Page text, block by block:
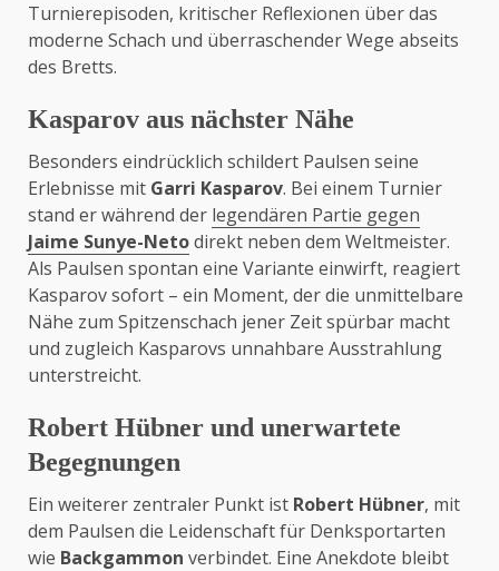
Turnierepisoden, kritischer Reflexionen über das
moderne Schach und überraschender Wege abseits
des Bretts.
Kasparov aus nächster Nähe
Besonders eindrücklich schildert Paulsen seine
Erlebnisse mit Garri Kasparov. Bei einem Turnier
stand er während der legendären Partie gegen
Jaime Sunye-Netodirekt neben dem Weltmeister.
Als Paulsen spontan eine Variante einwirft, reagiert
Kasparov sofort – ein Moment, der die unmittelbare
Nähe zum Spitzenschach jener Zeit spürbar macht
und zugleich Kasparovs unnahbare Ausstrahlung
unterstreicht.
Robert Hübner und unerwartete
Begegnungen
Ein weiterer zentraler Punkt ist Robert Hübner, mit
dem Paulsen die Leidenschaft für Denksportarten
wie Backgammon verbindet. Eine Anekdote bleibt